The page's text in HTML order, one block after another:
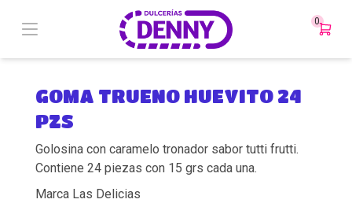
0
GOMA TRUENO HUEVITO 24
PZS
Golosina con caramelo tronador sabor tutti frutti.
Contiene 24 piezas con 15 grs cada una.
Marca Las Delicias